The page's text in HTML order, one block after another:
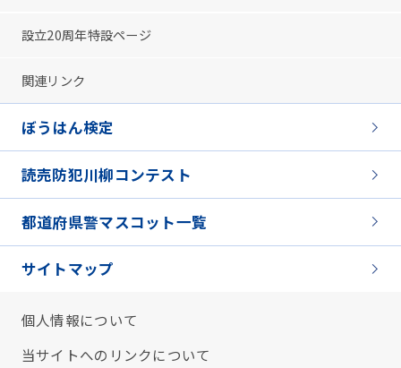
設立20周年特設ページ
関連リンク
ぼうはん検定
読売防犯川柳コンテスト
都道府県警マスコット一覧
サイトマップ
個人情報について
当サイトへのリンクについて